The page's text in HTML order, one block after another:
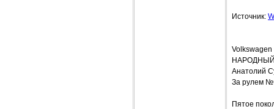
Источник:
Анатолий
За рулем
Пятое